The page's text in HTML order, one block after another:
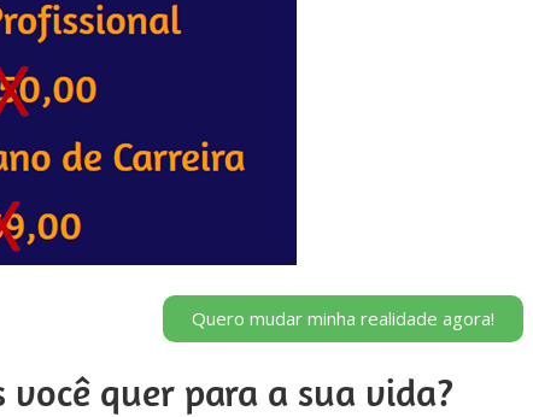
Quero mudar minha realidade agora!
você quer para a sua vida?